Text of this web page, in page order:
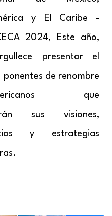
y El Caribe -
2024, Este año,
presentar el
ponentes de renombre
que
sus visiones,
y estrategias